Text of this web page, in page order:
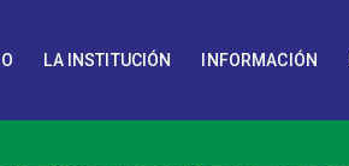
LA INSTITUCIÓN INFORMACIÓN